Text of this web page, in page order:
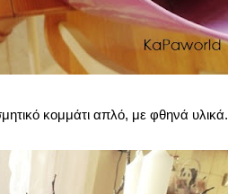
κομμάτι απλό, με φθηνά υλικά.